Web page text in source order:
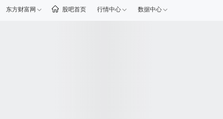
东方财富网 股吧首页 行情中心 数据中心